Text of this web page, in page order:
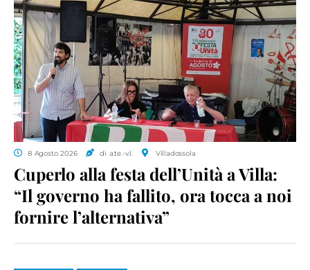
8 Agosto 2026 di a.te.-v.l. Villadossola
Cuperlo alla festa dell’Unità a Villa:
“Il governo ha fallito, ora tocca a noi
fornire l’alternativa”